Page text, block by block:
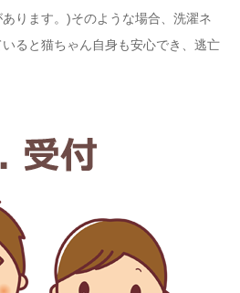
ります。)そのような場合、洗濯ネ
ると猫ちゃん自身も安心でき、逃亡